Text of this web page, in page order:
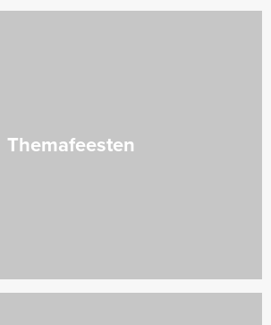
Themafeesten